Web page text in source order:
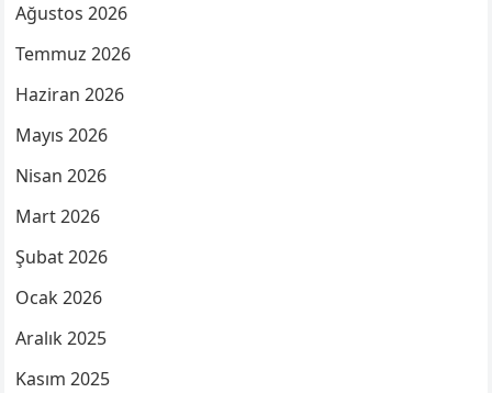
Ağustos 2026
Temmuz 2026
Haziran 2026
Mayıs 2026
Nisan 2026
Mart 2026
Şubat 2026
Ocak 2026
Aralık 2025
Kasım 2025